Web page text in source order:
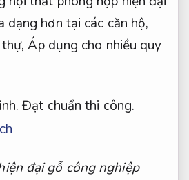
dạng hơn tại các căn hộ,
thự,Áp dụng cho nhiều quy
Đạt chuẩn thi công.
đại gỗ công nghiệp